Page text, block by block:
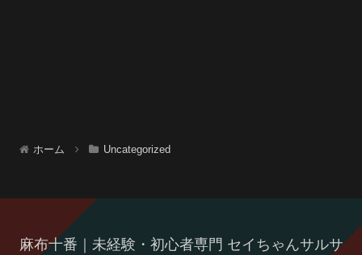
ホーム Uncategorized
麻布十番｜未経験・初心者専門 セイちゃんサルサ